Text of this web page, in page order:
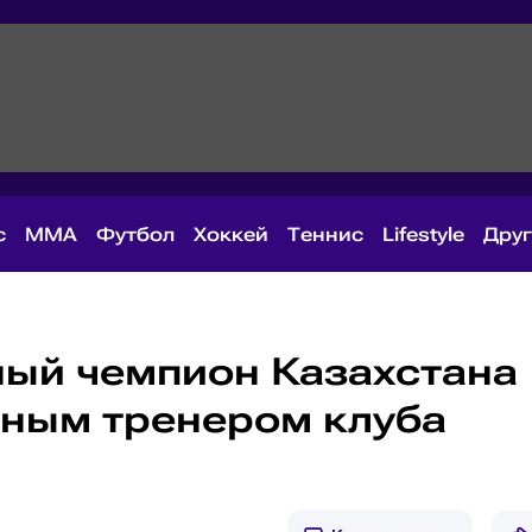
MMA Футбол Хоккей Теннис Lifestyle
чемпион Казахстана
тренером клуба